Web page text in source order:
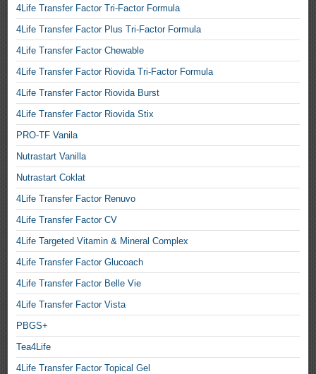
4Life Transfer Factor Tri-Factor Formula
4Life Transfer Factor Plus Tri-Factor Formula
4Life Transfer Factor Chewable
4Life Transfer Factor Riovida Tri-Factor Formula
4Life Transfer Factor Riovida Burst
4Life Transfer Factor Riovida Stix
PRO-TF Vanila
Nutrastart Vanilla
Nutrastart Coklat
4Life Transfer Factor Renuvo
4Life Transfer Factor CV
4Life Targeted Vitamin & Mineral Complex
4Life Transfer Factor Glucoach
4Life Transfer Factor Belle Vie
4Life Transfer Factor Vista
PBGS+
Tea4Life
4Life Transfer Factor Topical Gel